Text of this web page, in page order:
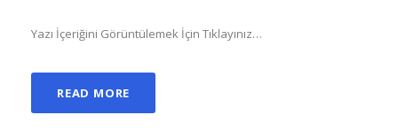
Yazı İçeriğini Görüntülemek İçin Tıklayınız…
READ MORE